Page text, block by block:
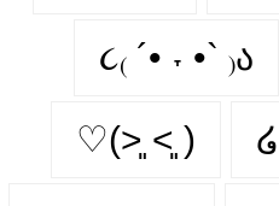
૮₍ ´• ˕ •` ₎ა
♡(˃͈ ˂͈ )